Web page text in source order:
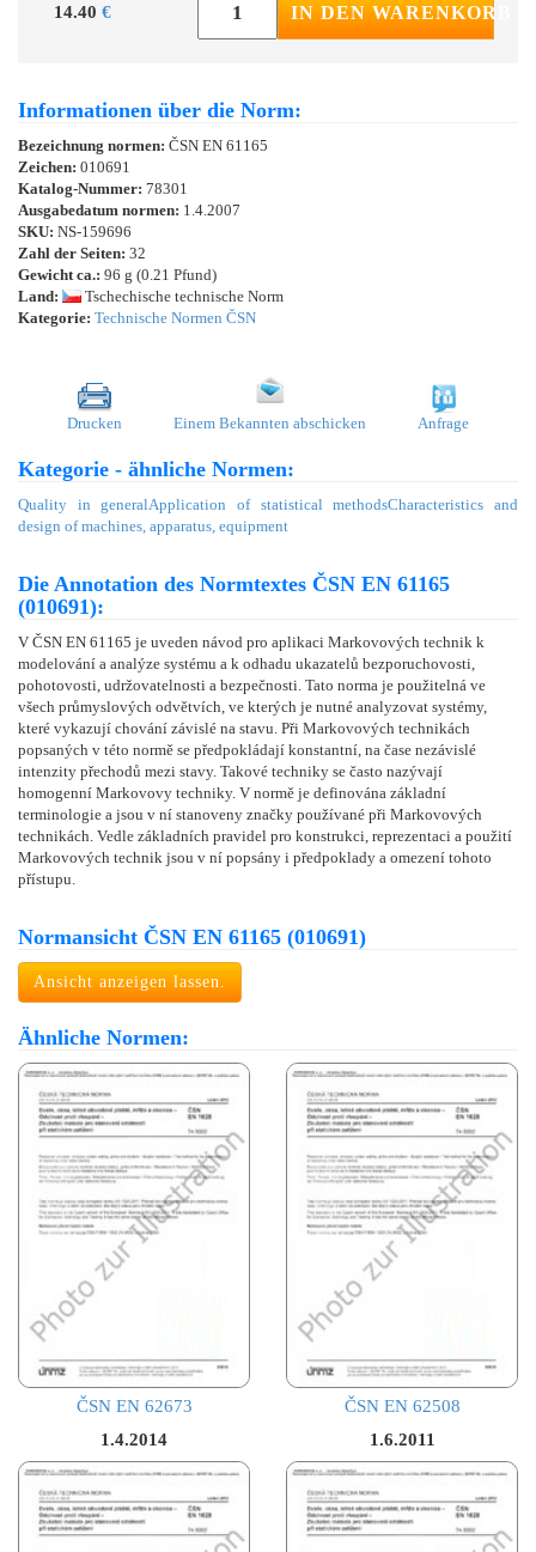
14.40 € IN DEN WARENKORB
Informationen über die Norm:
Bezeichnung normen: ČSN EN 61165
Zeichen: 010691
Katalog-Nummer: 78301
Ausgabedatum normen: 1.4.2007
SKU: NS-159696
Zahl der Seiten: 32
Gewicht ca.: 96 g (0.21 Pfund)
Land:
Tschechische technische Norm
Kategorie: Technische Normen ČSN
Drucken Einem Bekannten abschicken Anfrage
Kategorie - ähnliche Normen:
Quality in generalApplication of statistical methodsCharacteristics and
design of machines, apparatus, equipment
Die Annotation des Normtextes ČSN EN 61165
(010691):
V ČSN EN 61165 je uveden návod pro aplikaci Markovových technik k
modelování a analýze systému a k odhadu ukazatelů bezporuchovosti,
pohotovosti, udržovatelnosti a bezpečnosti. Tato norma je použitelná ve
všech průmyslových odvětvích, ve kterých je nutné analyzovat systémy,
které vykazují chování závislé na stavu. Při Markovových technikách
popsaných v této normě se předpokládají konstantní, na čase nezávislé
intenzity přechodů mezi stavy. Takové techniky se často nazývají
homogenní Markovovy techniky. V normě je definována základní
terminologie a jsou v ní stanoveny značky používané při Markovových
technikách. Vedle základních pravidel pro konstrukci, reprezentaci a použití
Markovových technik jsou v ní popsány i předpoklady a omezení tohoto
přístupu.
Normansicht ČSN EN 61165 (010691)
Ansicht anzeigen lassen.
Ähnliche Normen:
ČSN EN 62673
1.4.2014
ČSN EN 62508
1.6.2011